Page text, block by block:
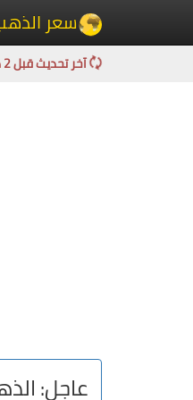
سعر
آخر تحديث قبل 2 دقائق
عاجل: